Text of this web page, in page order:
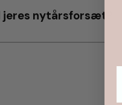
nytårsforsæt?